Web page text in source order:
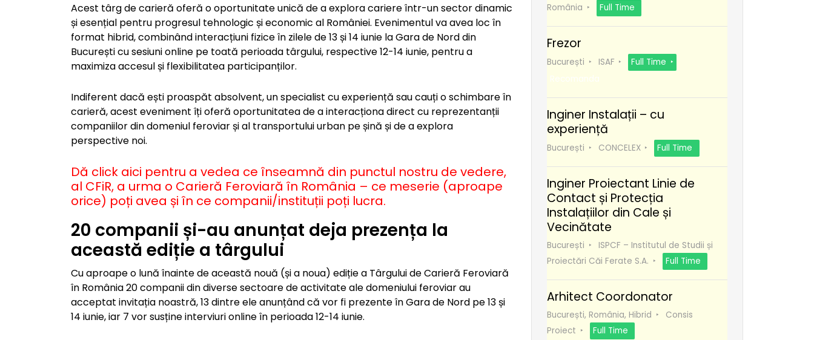
Acest târg de carieră oferă o oportunitate unică de a explora cariere într-un sector dinamic
și esențial pentru progresul tehnologic și economic al României. Evenimentul va avea loc în
format hibrid, combinând interacțiuni fizice în zilele de 13 și 14 iunie la Gara de Nord din
București cu sesiuni online pe toată perioada târgului, respective 12-14 iunie, pentru a
maximiza accesul și flexibilitatea participanților.
Indiferent dacă ești proaspăt absolvent, un specialist cu experiență sau cauți o schimbare în
carieră, acest eveniment îți oferă oportunitatea de a interacționa direct cu reprezentanții
companiilor din domeniul feroviar și al transportului urban pe șină și de a explora
perspective noi.
Dă click aici pentru a vedea ce înseamnă din punctul nostru de vedere,
al CFiR, a urma o Carieră Feroviară în România – ce meserie (aproape
orice) poți avea și în ce companii/instituții poți lucra.
20 companii și-au anunțat deja prezența la
această ediție a târgului
Cu aproape o lună înainte de această nouă (și a noua) ediție a Târgului de Carieră Feroviară
în România 20 companii din diverse sectoare de activitate ale domeniului feroviar au
acceptat invitația noastră, 13 dintre ele anunțând că vor fi prezente în Gara de Nord pe 13 și
14 iunie, iar 7 vor susține interviuri online în perioada 12-14 iunie.
România
Full Time
Frezor
București ISAF
Full Time
Recomanda
Inginer Instalații – cu
experiență
București CONCELEX Full Time
Inginer Proiectant Linie de
Contact și Protecția
Instalațiilor din Cale și
Vecinătate
București
ISPCF – Institutul de Studii și
Proiectări Căi Ferate S.A.
Full Time
Arhitect Coordonator
București, România, Hibrid
Consis
Proiect
Full Time